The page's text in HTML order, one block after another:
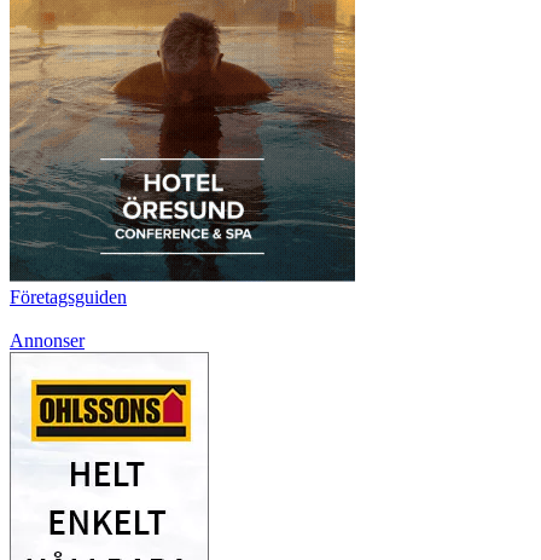
Företagsguiden
Annonser